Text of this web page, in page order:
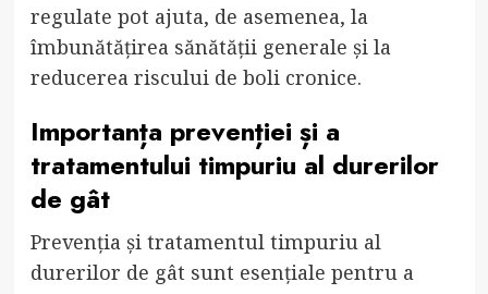
regulate pot ajuta, de asemenea, la
îmbunătățirea sănătății generale și la
reducerea riscului de boli cronice.
Importanța prevenției și a
tratamentului timpuriu al durerilor
de gât
Prevenția și tratamentul timpuriu al
durerilor de gât sunt esențiale pentru a